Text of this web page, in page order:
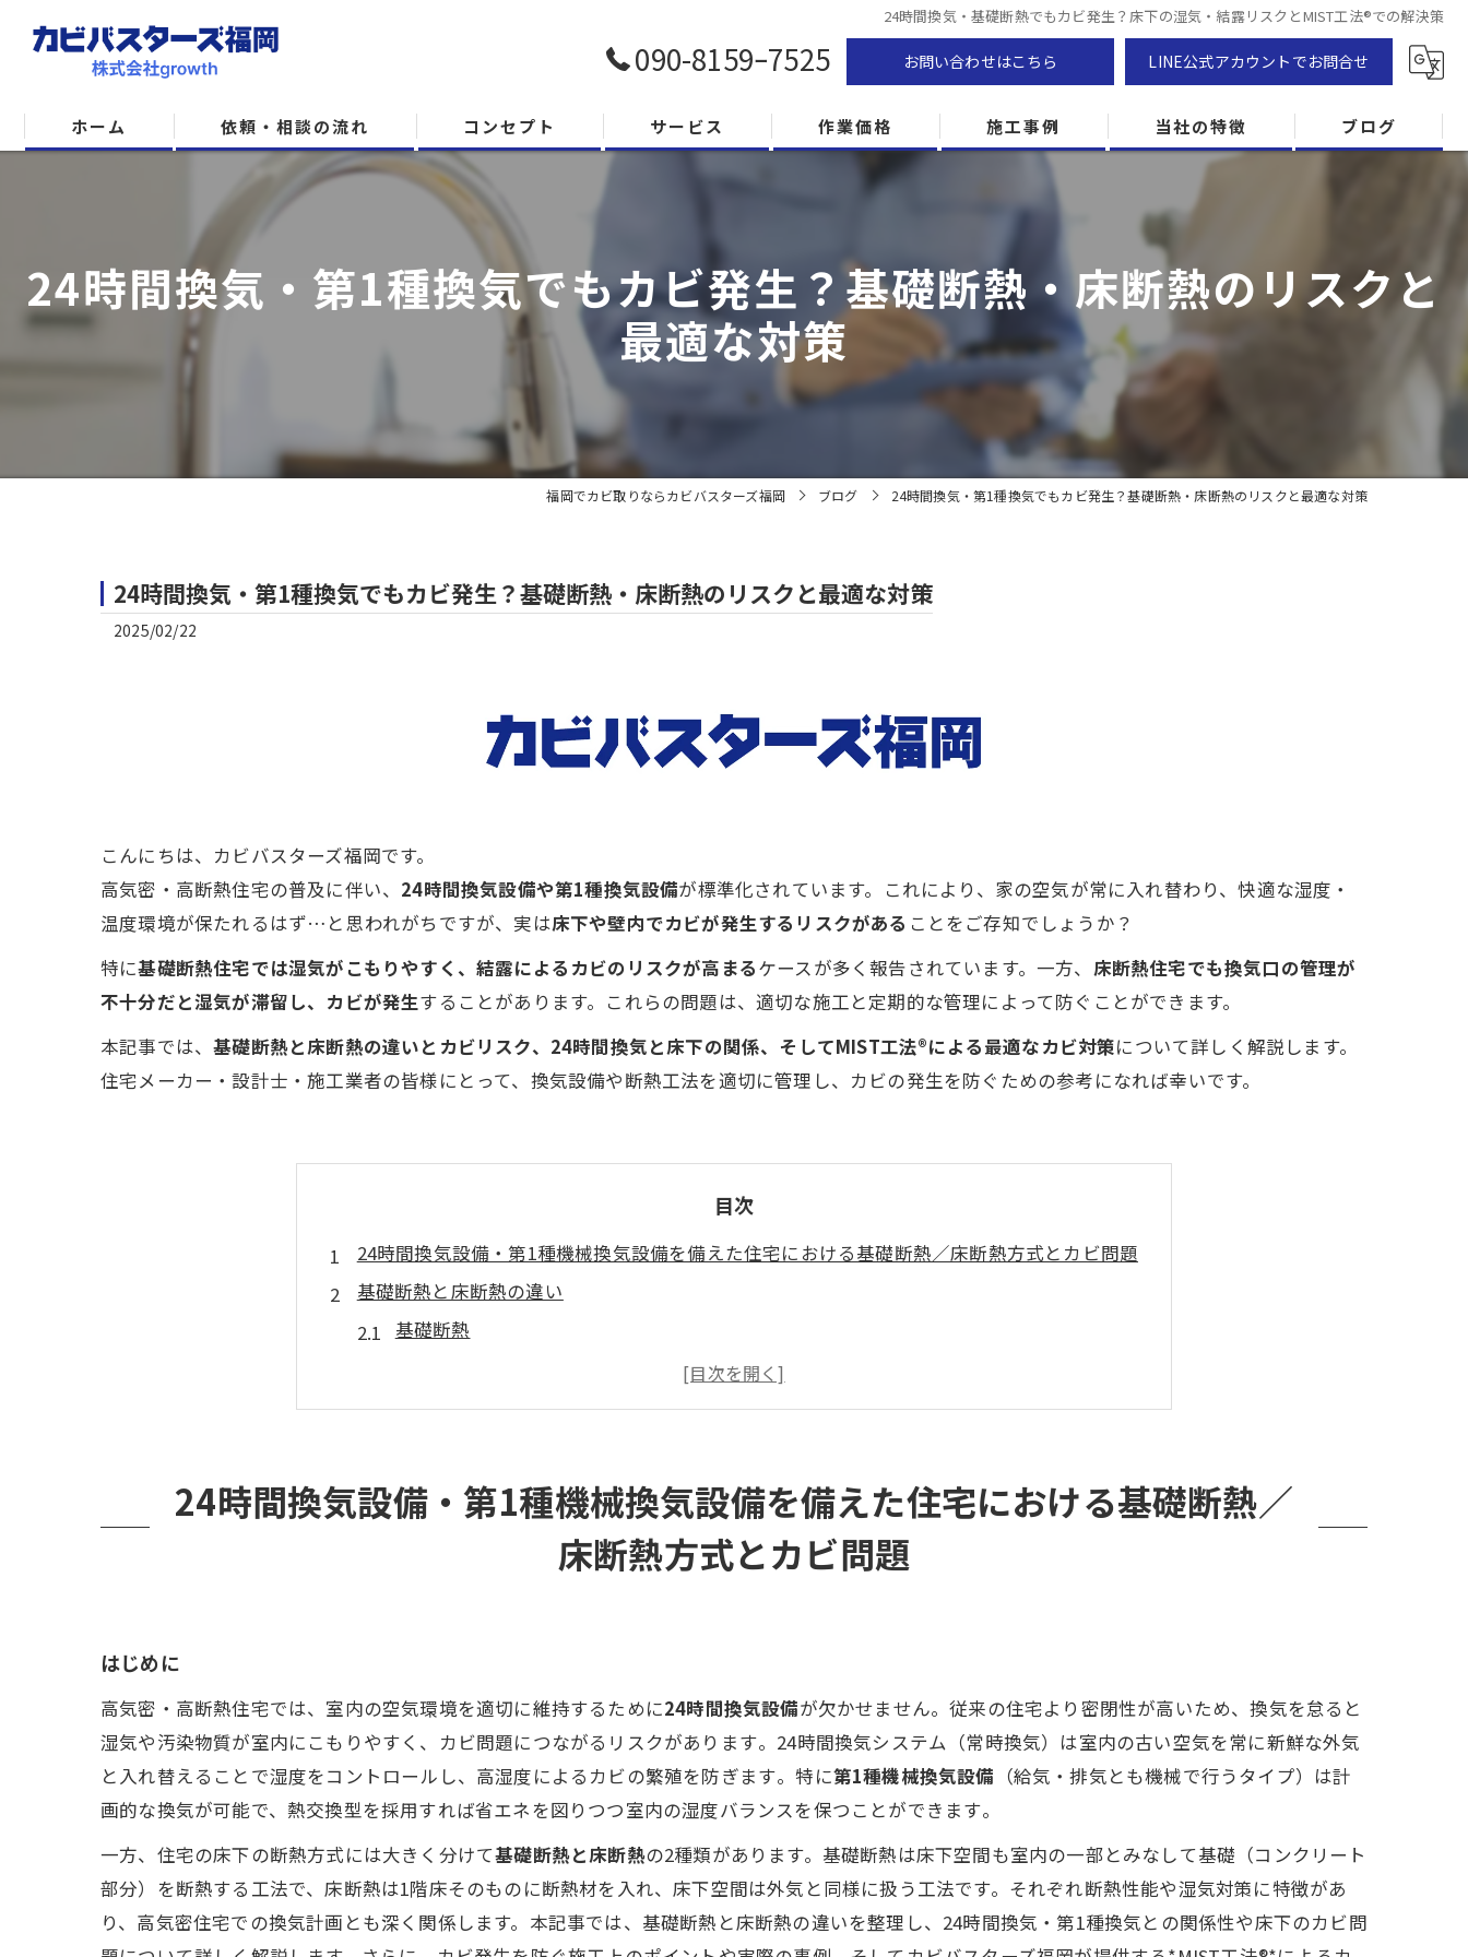
24時間換気・基礎断熱でもカビ発生？床下の湿気・結露リスクとMIST工法®での解決策
090-8159ｰ7525 お問い合わせはこちら LINE公式アカウントでお問合せ
ホーム 依頼・相談の流れ コンセプト サービス 作業価格 施工事例 当社の特徴
防カビ
カビ専門
ZEH住宅
カビ検査
ブログ
24時間換気・第1種換気でもカビ発生？基礎断熱・床断熱のリスクと
最適な対策
福岡でカビ取りならカビバスターズ福岡 ブログ 24時間換気・第1種換気でもカビ発生？基礎断熱・床断熱のリスクと最適な対策
24時間換気・第1種換気でもカビ発生？基礎断熱・床断熱のリスクと最適な対策
2025/02/22
こんにちは、カビバスターズ福岡です。
高気密・高断熱住宅の普及に伴い、 24時間換気設備や第1種換気設備が標準化されています。これにより、家の空気が常に入れ替わり、快適な湿度・
温度環境が保たれるはず…と思われがちですが、実は床下や壁内でカビが発生するリスクがある ことをご存知でしょうか？
特に基礎断熱住宅では湿気がこもりやすく、結露によるカビのリスクが高まるケースが多く報告されています。一方、 床断熱住宅でも換気口の管理が
不十分だと湿気が滞留し、カビが発生することがあります。これらの問題は、適切な施工と定期的な管理によって防ぐことができます。
本記事では、基礎断熱と床断熱の違いとカビリスク、24時間換気と床下の関係、そしてMIST工法®による最適なカビ対策について詳しく解説します。
住宅メーカー・設計士・施工業者の皆様にとって、換気設備や断熱工法を適切に管理し、カビの発生を防ぐための参考になれば幸いです。
目次
24時間換気設備・第1種機械換気設備を備えた住宅における基礎断熱／床断熱方式とカビ問題
基礎断熱と床断熱の違い
基礎断熱
24時間換気・第1種換気と床下のカビ発生の関係
床断熱住宅におけるカビ発生リスク
カビ発生を防ぐための施工・管理ポイント
施工現場での実際のカビ発生事例と対策
24時間換気設備・第1種機械換気設備を備えた住宅における基礎断熱／
床断熱方式とカビ問題
はじめに
高気密・高断熱住宅では、室内の空気環境を適切に維持するために24時間換気設備が欠かせません。従来の住宅より密閉性が高いため、換気を怠ると
湿気や汚染物質が室内にこもりやすく、カビ問題につながるリスクがあります​。24時間換気システム（常時換気）は室内の古い空気を常に新鮮な外気
と入れ替えることで湿度をコントロールし、高湿度によるカビの繁殖を防ぎます​。特に第1種機械換気設備 （給気・排気とも機械で行うタイプ）は計
画的な換気が可能で、熱交換型を採用すれば省エネを図りつつ室内の湿度バランスを保つことができます​。
一方、住宅の床下の断熱方式には大きく分けて基礎断熱と床断熱の2種類があります。基礎断熱は床下空間も室内の一部とみなして基礎（コンクリート
部分）を断熱する工法で、床断熱は1階床そのものに断熱材を入れ、床下空間は外気と同様に扱う工法です。それぞれ断熱性能や湿気対策に特徴があ
り、高気密住宅での換気計画とも深く関係します。本記事では、基礎断熱と床断熱の違いを整理し、24時間換気・第1種換気との関係性や床下のカビ問